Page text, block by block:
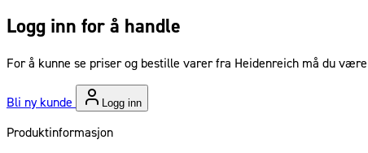
Logg inn for å handle
For å kunne se priser og bestille varer fra Heidenreich må du
Bli ny kunde Logg inn
Produktinformasjon